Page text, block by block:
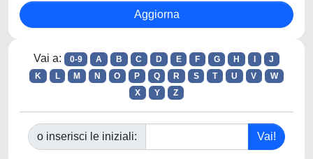
Vai a: 0-9 A B C D E F G H
J
K
L M N O P Q R S T U V
W
X
Y Z
o inserisci le iniziali: